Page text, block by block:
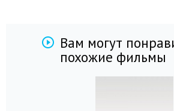
Вам могут
похожие фильмы